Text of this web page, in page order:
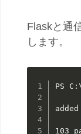
Flaskと通
します。
PS
103